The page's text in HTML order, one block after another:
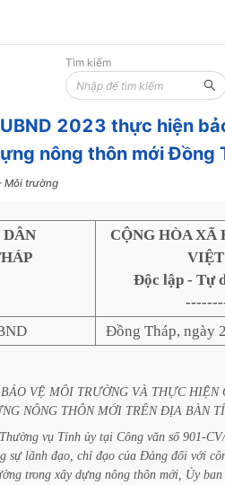
Tìm kiếm
2023 thực hiện
nông thôn mới Đồng
Môi trường
DÂN
CỘNG HÒA XÃ
Độc lập - Tự
Đồng Tháp, ngày
BẢO VỆ MÔI TRƯỜNG VÀ THỰC HIỆN
NÔNG THÔN MỚI TRÊN ĐỊA BÀN
Thường vụ Tỉnh ủy tại Công văn số 901-
sự lãnh đạo, chỉ đạo của Đảng đối với
trong xây dựng nông thôn mới, Ủy ban